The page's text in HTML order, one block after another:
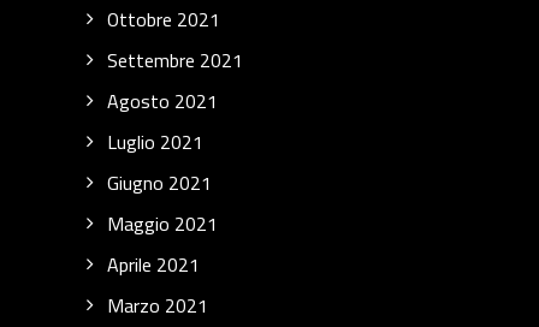
Ottobre 2021
Settembre 2021
Agosto 2021
Luglio 2021
Giugno 2021
Maggio 2021
Aprile 2021
Marzo 2021